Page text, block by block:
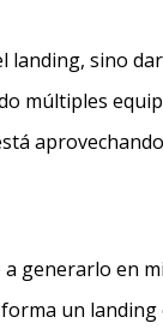
sino
múltiples
generarlo en
un landing